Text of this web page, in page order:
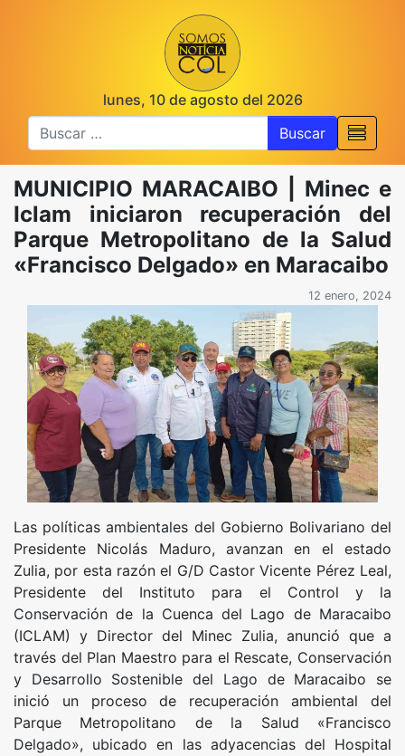
lunes, 10 de agosto del 2026
Buscar
MUNICIPIO MARACAIBO | Minec e
Iclam iniciaron recuperación del
Parque Metropolitano de la Salud
«Francisco Delgado» en Maracaibo
12 enero, 2024
Las políticas ambientales del Gobierno Bolivariano del
Presidente Nicolás Maduro, avanzan en el estado
Zulia, por esta razón el G/D Castor Vicente Pérez Leal,
Presidente del Instituto para el Control y la
Conservación de la Cuenca del Lago de Maracaibo
(ICLAM) y Director del Minec Zulia, anunció que a
través del Plan Maestro para el Rescate, Conservación
y Desarrollo Sostenible del Lago de Maracaibo se
inició un proceso de recuperación ambiental del
Parque Metropolitano de la Salud «Francisco
Delgado», ubicado en las adyacencias del Hospital